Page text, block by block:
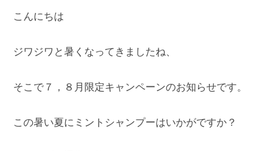
こんにちは
ジワジワと暑くなってきましたね、
そこで７，８月限定キャンペーンのお知らせです。
この暑い夏にミントシャンプーはいかがですか？